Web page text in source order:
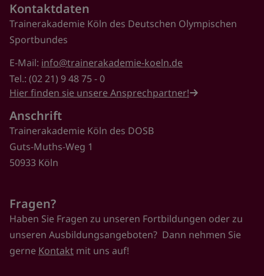
Kontaktdaten
Trainerakademie Köln des Deutschen Olympischen
Sportbundes
E-Mail: info@trainerakademie-koeln.de
Tel.: (02 21) 9 48 75 - 0
Hier finden sie unsere Ansprechpartner!
Anschrift
Trainerakademie Köln des DOSB
Guts-Muths-Weg 1
50933 Köln
Fragen?
Haben Sie Fragen zu unseren Fortbildungen oder zu
unseren Ausbildungsangeboten? Dann nehmen Sie
gerne Kontakt mit uns auf!